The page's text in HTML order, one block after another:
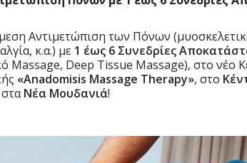
Αντιμετώπιση των Πόνων
κ.α.) με 1 έως 6 Συνεδρίες
Massage, Deep Tissue Massage), στο νέο
«Anadomisis Massage Therapy», στο
Νέα Μουδανιά!